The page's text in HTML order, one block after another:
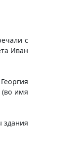
с
Иван
(во имя
здания